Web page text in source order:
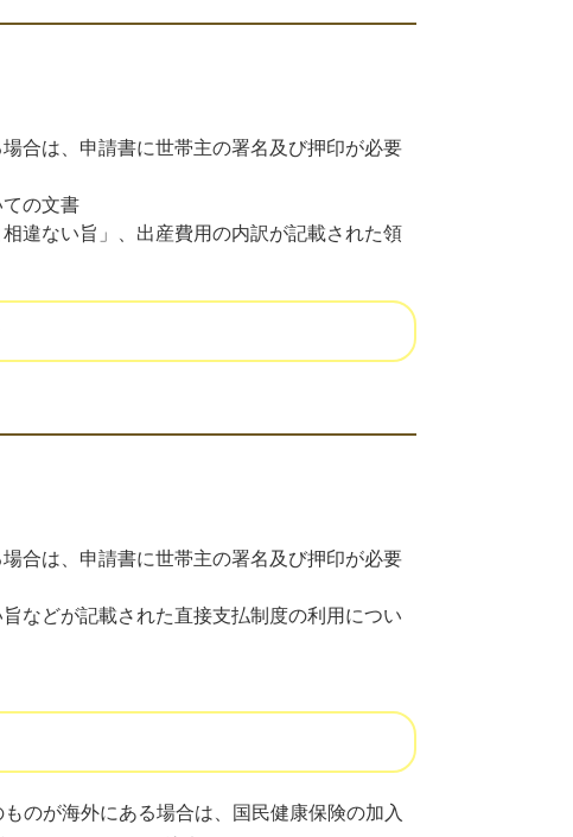
合は、申請書に世帯主の署名及び押印が必要
の文書
違ない旨」、出産費用の内訳が記載された領
合は、申請書に世帯主の署名及び押印が必要
などが記載された直接支払制度の利用につい
のが海外にある場合は、国民健康保険の加入